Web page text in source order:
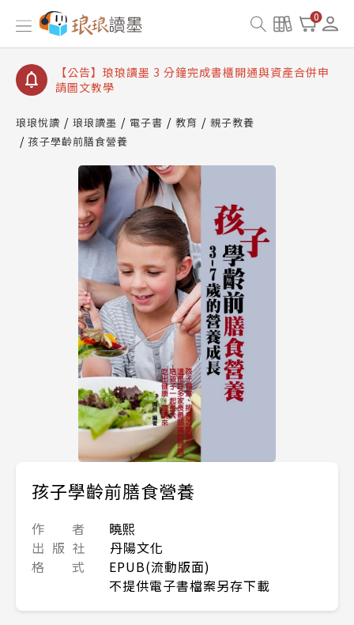
0
【公告】琅琅讀墨數位閱讀資產合併與書櫃開通申請
【公告】琅琅讀墨書櫃開通常見問題
【公告】琅琅讀墨 3 分鐘完成書櫃開通與資產合併申
請圖文教學
查詢
【公告】琅琅讀墨數位閱讀資產合併與書櫃開通申請
琅琅悅讀 琅琅讀墨 電子書 教育
親子教養
孩子學齡前膳食營養
孩子學齡前膳食營養
作 者
曉熙
出 版 社
丹陽文化
格 式
EPUB(流動版面)
不提供電子書檔案另存下載